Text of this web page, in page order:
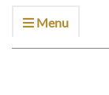
Menu